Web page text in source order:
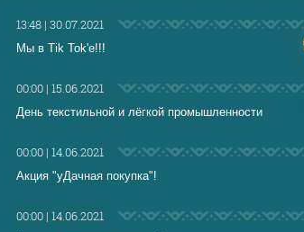
13:48 | 30.07.2021
Мы в Tik Tok'e!!!
00:00 | 15.06.2021
День текстильной и лёгкой промышленности
00:00 | 14.06.2021
Акция "уДачная покупка"!
00:00 | 14.06.2021